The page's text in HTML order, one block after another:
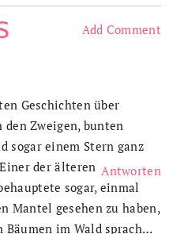
Add Comment
Geschichten über
Zweigen, bunten
sogar einem Stern ganz
der älteren
sogar, einmal
Mantel gesehen zu haben,
im Wald sprach…
Antworten